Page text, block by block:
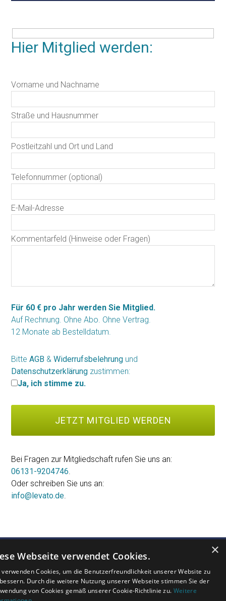
Hier Mitglied werden:
Vorname und Nachname
Straße und Hausnummer
Postleitzahl und Ort und Land
Telefonnummer (optional)
E-Mail-Adresse
Kommentarfeld (Hinweise oder Fragen)
Für 60 € pro Jahr werden Sie Mitglied.
Auf Rechnung. Ohne Abo. Ohne Vertrag.
12 Monate ab Bestelldatum.
BitteAGB &Widerrufsbelehrung und
Datenschutzerklärung zustimmen:
Ja, ich stimme zu.
Bei Fragen zur Mitgliedschaft rufen Sie uns an:
06131-9204746
Oder schreiben Sie uns an:
info@levato.de
MEINUNG FAQ
AGB
KONTAKT
PRESSE PARTNER
×
Webseite verwendet Cookies.
verwenden Cookies, um die Benutzerfreundlichkeit unserer Website zu
Durch die weitere Nutzung unserer Webseite stimmen Sie der
von Cookies gemäß unserer Cookie-Richtlinie zu. Weitere